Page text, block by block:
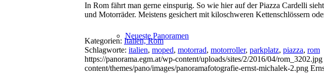
Neueste Panoramen
In Rom fährt man gerne einspurig. So wie hier auf der Piazza Cardelli
und Motorräder. Meistens gesichert mit kiloschweren Kettenschlössern
Kategorien: Italien, Rom
Schlagworte: italien, moped, motorrad, motorroller, parkplatz, piazza, rom
https://panorama.egm.at/wp-content/uploads/sites/2/2016/04/rom_3202.jpg
content/themes/pano/images/panoramafotografie-ernst-michalek-2.png